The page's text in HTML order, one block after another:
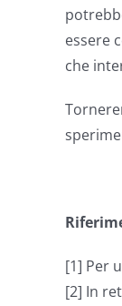
essere
che
[1] Per
[2] In